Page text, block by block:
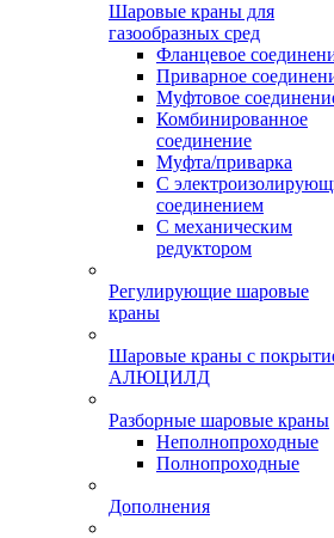
Шаровые краны для
газообразных сред
Фланцевое
Приварное
Муфтовое
Комбинированное
соединение
Муфта/приварка
С
соединением
С механическим
редуктором
Регулирующие шаровые
краны
Шаровые краны с
АЛЮЦИЛД
Разборные шаровые краны
Неполнопроходные
Полнопроходные
Дополнения